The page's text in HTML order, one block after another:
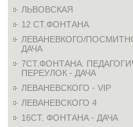
ЛЬВОВСКАЯ
12 СТ.ФОНТАНА
ЛЕВАНЕВКОГО/
ДАЧА
7СТ.ФОНТАНА.
ПЕРЕУЛОК - ДАЧА
ЛЕВАНЕВСКОГО - VIP
ЛЕВАНЕВСКОГО 4
16СТ. ФОНТАНА - ДАЧА